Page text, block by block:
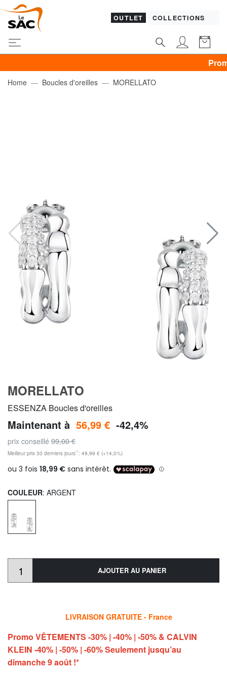
OUTLET COLLECTIONS
Promo
Home Boucles d'oreilles MORELLATO
MORELLATO
ESSENZA Boucles d'oreilles
Maintenant à 56,99 € -42,4%
prix conseillé 99,00 €
Meilleur prix 30 derniers jours**: 49,99 € (+14,0%)
COULEUR: ARGENT
AJOUTER AU PANIER
LIVRAISON GRATUITE - France
Promo VÊTEMENTS -30% | -40% | -50% & CALVIN
KLEIN -40% | -50% | -60% Seulement jusqu’au
dimanche 9 août !*